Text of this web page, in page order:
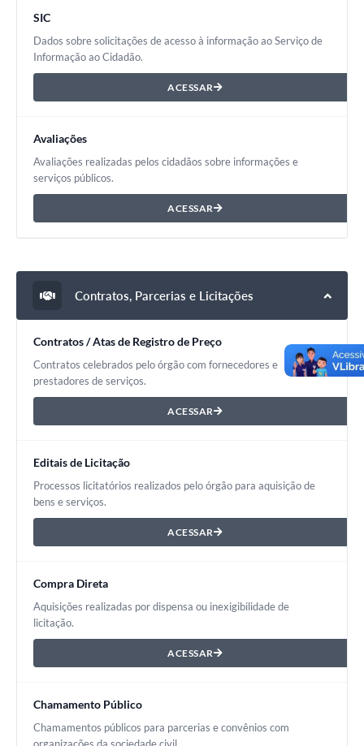
SIC
Dados sobre solicitações de acesso à informação ao Serviço de
Informação ao Cidadão.
ACESSAR
Avaliações
Avaliações realizadas pelos cidadãos sobre informações e
serviços públicos.
ACESSAR
Contratos, Parcerias e Licitações
Contratos / Atas de Registro de Preço
Contratos celebrados pelo órgão com fornecedores e
prestadores de serviços.
ACESSAR
Editais de Licitação
Processos licitatórios realizados pelo órgão para aquisição de
bens e serviços.
ACESSAR
Compra Direta
Aquisições realizadas por dispensa ou inexigibilidade de
licitação.
ACESSAR
Chamamento Público
Chamamentos públicos para parcerias e convênios com